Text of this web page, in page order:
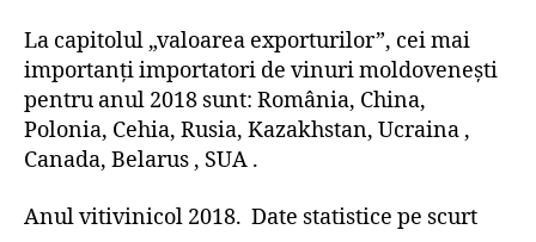
La capitolul „valoarea exporturilor”, cei mai
importanți importatori de vinuri moldovenești
pentru anul 2018 sunt: România, China,
Polonia, Cehia, Rusia, Kazakhstan, Ucraina ,
Canada, Belarus , SUA .
Anul vitivinicol 2018. Date statistice pe scurt